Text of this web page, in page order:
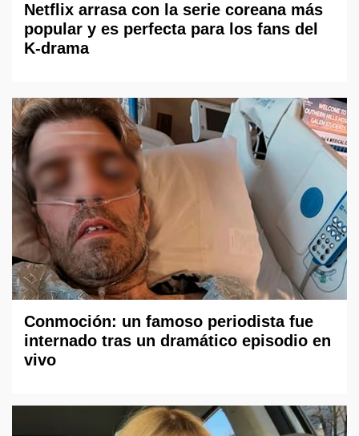
Netflix arrasa con la serie coreana más
popular y es perfecta para los fans del
K-drama
Conmoción: un famoso periodista fue
internado tras un dramático episodio en
vivo